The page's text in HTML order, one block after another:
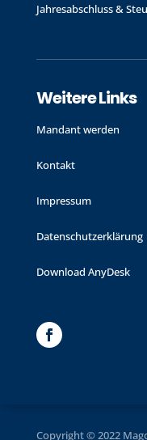
Jahres­abschluss &
Weitere Links
Mandant werden
Kontakt
Impressum
Datenschutzerklärung
Download AnyDesk
Copyright © 2022